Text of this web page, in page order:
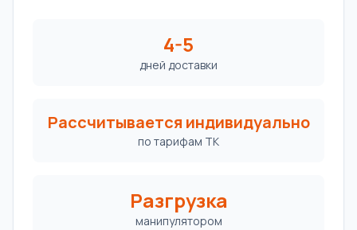
4-5
дней доставки
Рассчитывается индивидуально
по тарифам ТК
Разгрузка
манипулятором